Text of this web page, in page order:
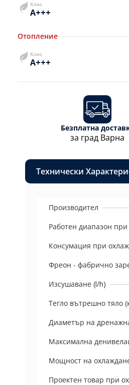
Клас
A+++
Отопление
Клас
A+++
Безплатна
за град Варна
Технически
Производител
Работен диапазон при
Консумация при
Фреон - фабрично
Изсушаване (l/h)
Тегло вътрешно тяло
Диаметър на
Максимална
Мощност на
Проектен товар при